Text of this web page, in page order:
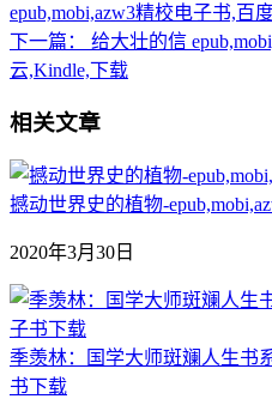
epub,mobi,azw3精校电子书,百
下一篇：
给大壮的信
云,Kindle,下载
相关文章
撼动世界史的植物-
2020年3月30日
季羡林：国学大师斑斓人生书
书下载